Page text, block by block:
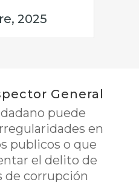
2025
General
puede
en
publicos o que
el delito de
de corrupción